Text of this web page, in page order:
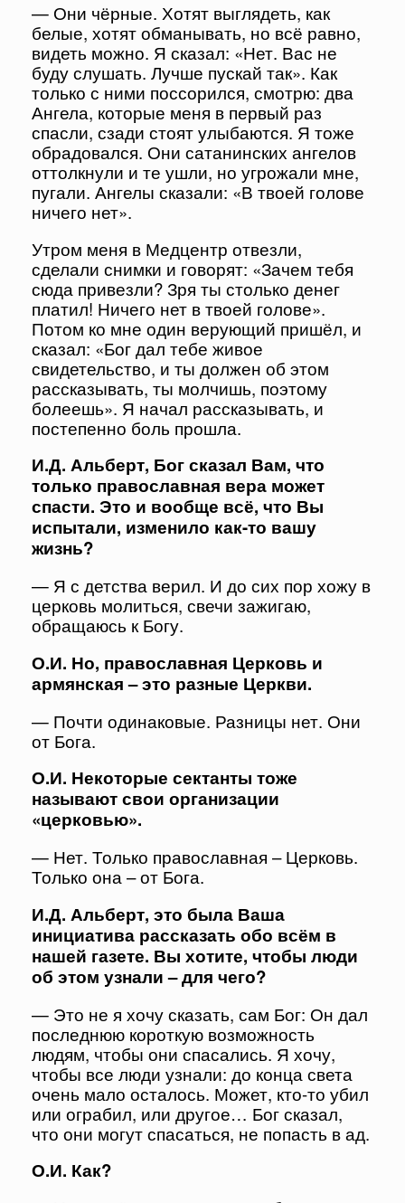
— Они чёрные. Хотят выглядеть, как
белые, хотят обманывать, но всё равно,
видеть можно. Я сказал: «Нет. Вас не
буду слушать. Лучше пускай так». Как
только с ними поссорился, смотрю: два
Ангела, которые меня в первый раз
спасли, сзади стоят улыбаются. Я тоже
обрадовался. Они сатанинских ангелов
оттолкнули и те ушли, но угрожали мне,
пугали. Ангелы сказали: «В твоей голове
ничего нет».
Утром меня в Медцентр отвезли,
сделали снимки и говорят: «Зачем тебя
сюда привезли? Зря ты столько денег
платил! Ничего нет в твоей голове».
Потом ко мне один верующий пришёл, и
сказал: «Бог дал тебе живое
свидетельство, и ты должен об этом
рассказывать, ты молчишь, поэтому
болеешь». Я начал рассказывать, и
постепенно боль прошла.
И.Д. Альберт, Бог сказал Вам, что
только православная вера может
спасти. Это и вообще всё, что Вы
испытали, изменило как-то вашу
жизнь?
— Я с детства верил. И до сих пор хожу в
церковь молиться, свечи зажигаю,
обращаюсь к Богу.
О.И. Но, православная Церковь и
армянская – это разные Церкви.
— Почти одинаковые. Разницы нет. Они
от Бога.
О.И. Некоторые сектанты тоже
называют свои организации
«церковью».
— Нет. Только православная – Церковь.
Только она – от Бога.
И.Д. Альберт, это была Ваша
инициатива рассказать обо всём в
нашей газете. Вы хотите, чтобы люди
об этом узнали – для чего?
— Это не я хочу сказать, сам Бог: Он дал
последнюю короткую возможность
людям, чтобы они спасались. Я хочу,
чтобы все люди узнали: до конца света
очень мало осталось. Может, кто-то убил
или ограбил, или другое… Бог сказал,
что они могут спасаться, не попасть в ад.
О.И. Как?